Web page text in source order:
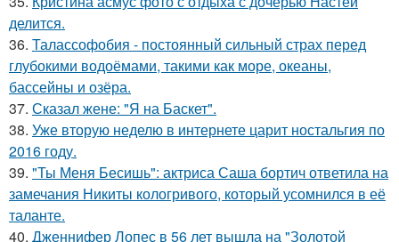
делится.
36. Талассофобия - постоянный сильный страх перед
глубокими водоёмами, такими как море, океаны,
бассейны и озёра.
37. Сказал жене: "Я на Баскет".
38. Уже вторую неделю в интернете царит ностальгия по
2016 году.
39. "Ты Меня Бесишь": актриса Саша бортич ответила на
замечания Никиты кологривого, который усомнился в её
таланте.
40. Дженнифер Лопес в 56 лет вышла на "Золотой